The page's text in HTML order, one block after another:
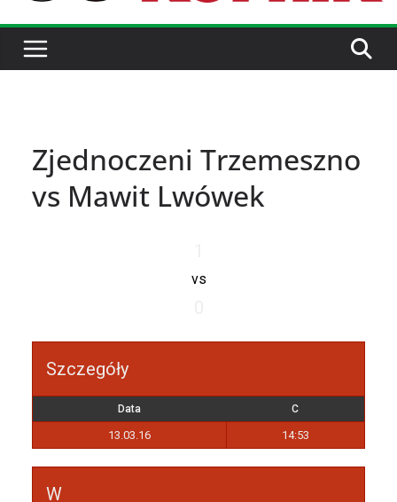
Zjednoczeni Trzemeszno
vs Mawit Lwówek
vs
Szczegóły
Data C
13.03.16 14:53
W